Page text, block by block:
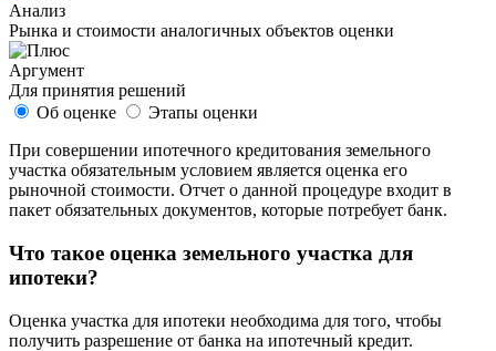
Анализ
Рынка и стоимости аналогичных объектов оценки
Аргумент
Для принятия решений
Об оценке
Этапы оценки
При совершении ипотечного кредитования земельного
участка обязательным условием является оценка его
рыночной стоимости. Отчет о данной процедуре входит в
пакет обязательных документов, которые потребует банк.
Что такое оценка земельного участка для
ипотеки?
Оценка участка для ипотеки необходима для того, чтобы
получить разрешение от банка на ипотечный кредит.